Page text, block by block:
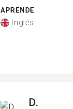
APRENDE
Inglés
D.